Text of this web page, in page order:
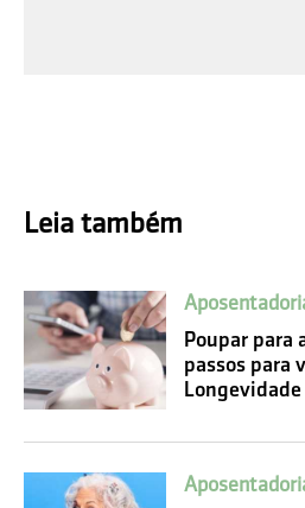
Leia também
Poupar para
passos para